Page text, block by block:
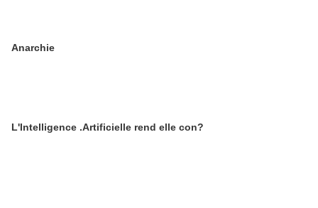
Anarchie
L'Intelligence .Artificielle rend elle con?